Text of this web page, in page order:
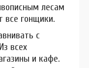
лесам
все гонщики.
с
всех
и кафе.